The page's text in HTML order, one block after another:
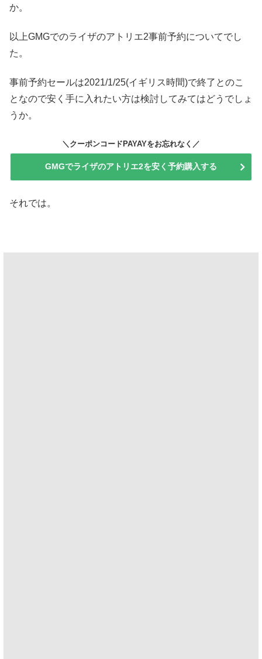
か。
以上GMGでのライザのアトリエ2事前予約についてでし
た。
事前予約セールは2021/1/25(イギリス時間)で終了とのこ
となので安く手に入れたい方は検討してみてはどうでしょ
うか。
＼クーポンコードPAYAYをお忘れなく／
GMGでライザのアトリエ2を安く予約購入する
それでは。